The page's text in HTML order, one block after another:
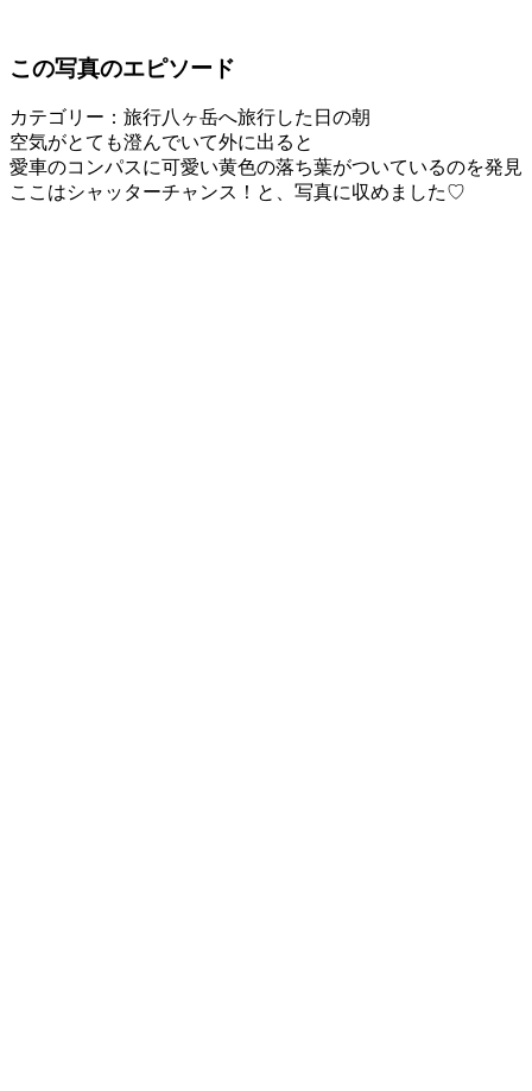
この写真のエピソード
カテゴリー：旅行八ヶ岳へ旅行した日の朝
空気がとても澄んでいて外に出ると
愛車のコンパスに可愛い黄色の落ち葉がついているのを発見
ここはシャッターチャンス！と、写真に収めました♡